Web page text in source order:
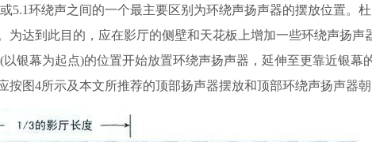
环绕声之间的一个最主要区别为环绕声扬声器的摆放位置。
为达到此目的，应在影厅的侧壁和天花板上增加一些环绕声扬声
银幕为起点)的位置开始放置环绕声扬声器，延伸至更靠近银幕
按图4所示及本文所推荐的顶部扬声器摆放和顶部环绕声扬声器朝